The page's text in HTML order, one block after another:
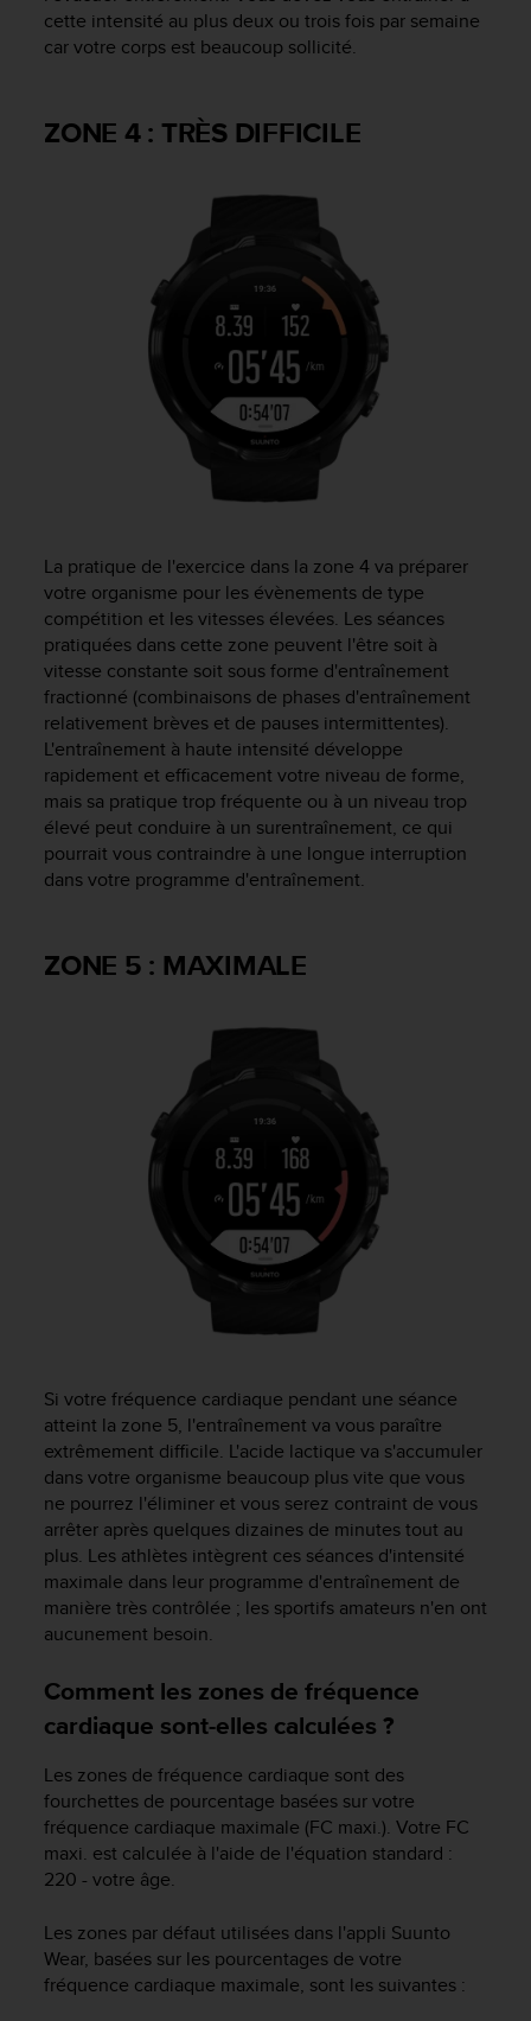
cette intensité au plus deux ou trois fois par semaine
car votre corps est beaucoup sollicité.
ZONE 4 : TRÈS DIFFICILE
La pratique de l'exercice dans la zone 4 va préparer
votre organisme pour les évènements de type
compétition et les vitesses élevées. Les séances
pratiquées dans cette zone peuvent l'être soit à
vitesse constante soit sous forme d'entraînement
fractionné (combinaisons de phases d'entraînement
relativement brèves et de pauses intermittentes).
L'entraînement à haute intensité développe
rapidement et efficacement votre niveau de forme,
mais sa pratique trop fréquente ou à un niveau trop
élevé peut conduire à un surentraînement, ce qui
pourrait vous contraindre à une longue interruption
dans votre programme d'entraînement.
ZONE 5 : MAXIMALE
Si votre fréquence cardiaque pendant une séance
atteint la zone 5, l'entraînement va vous paraître
extrêmement difficile. L'acide lactique va s'accumuler
dans votre organisme beaucoup plus vite que vous
ne pourrez l'éliminer et vous serez contraint de vous
arrêter après quelques dizaines de minutes tout au
plus. Les athlètes intègrent ces séances d'intensité
maximale dans leur programme d'entraînement de
manière très contrôlée ; les sportifs amateurs n'en ont
aucunement besoin.
Comment les zones de fréquence
cardiaque sont-elles calculées ?
Les zones de fréquence cardiaque sont des
fourchettes de pourcentage basées sur votre
fréquence cardiaque maximale (FC maxi.). Votre FC
maxi. est calculée à l'aide de l'équation standard :
220 - votre âge.
Les zones par défaut utilisées dans l'appli Suunto
Wear, basées sur les pourcentages de votre
fréquence cardiaque maximale, sont les suivantes :